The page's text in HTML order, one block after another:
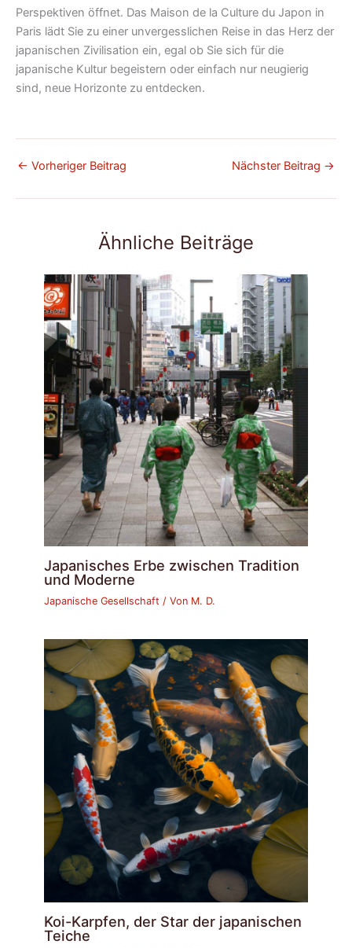
Perspektiven öffnet. Das Maison de la Culture du Japon in
Paris lädt Sie zu einer unvergesslichen Reise in das Herz der
japanischen Zivilisation ein, egal ob Sie sich für die
japanische Kultur begeistern oder einfach nur neugierig
sind, neue Horizonte zu entdecken.
← Vorheriger Beitrag Nächster Beitrag →
Ähnliche Beiträge
Japanisches Erbe zwischen Tradition
und Moderne
Japanische Gesellschaft / Von M. D.
Koi-Karpfen, der Star der japanischen
Teiche